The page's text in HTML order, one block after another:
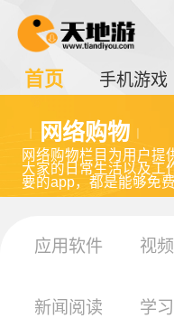
首页 手机游戏
网络购物
网络购物栏目为用户提
大家的日常生活以及工
要的app，都是能够免
应用软件 视
新闻阅读 学